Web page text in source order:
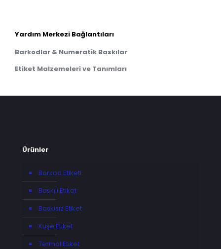
Yardım Merkezi Bağlantıları
Barkodlar & Numeratik Baskılar
Etiket Malzemeleri ve Tanımları
Ürünler
Barkod Etiketi
Baskılı Etiket
Baskısız Etiket
Kuşe Etiket
Termal Etiket